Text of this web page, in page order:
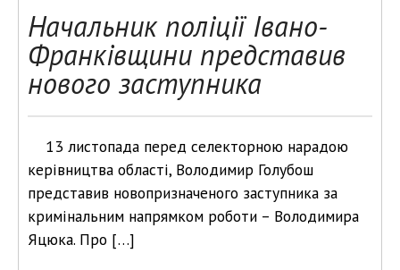
Начальник поліції Івано-
Франківщини представив
нового заступника
13 листопада перед селекторною нарадою
керівництва області, Володимир Голубош
представив новопризначеного заступника за
кримінальним напрямком роботи – Володимира
Яцюка. Про […]